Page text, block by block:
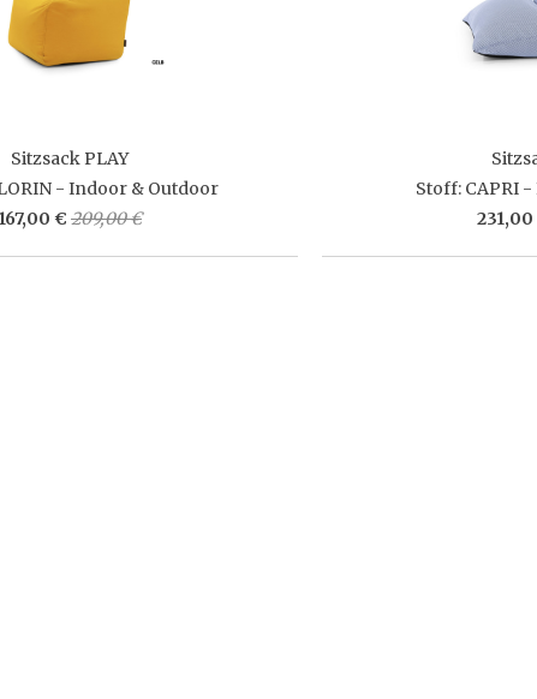
Sitzsack PLAY
- Indoor & Outdoor
167,00 € 209,00 €
Stoff: CAPRI